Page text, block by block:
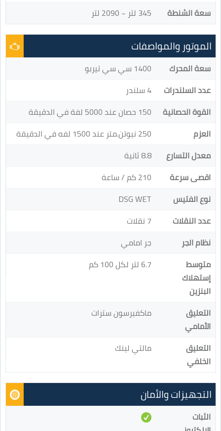
سعة الشنطة 345 لتر ~ 2090 لتر
الموتور والمواصفات
سعة المحرك
1400 سي سي تيربو
عدد السلندرات
4 سلندر
القوة الحصانية
150 حصان عند 5000 لفة في الدقيقة
العزم
250 نيوتن.متر عند 1500 لفه في الدقيقة
معدل التسارع
8.8 ثانية
اقصى سرعة
210 كم / ساعة
نوع الفتيس
DSG WET
عدد النقلات
7 نقلات
نظام الجر
جر امامي
متوسط
إستهلاك
البنزين
6.7 لتر لكل 100 كم
التعليق
الأمامي
ماكفيرسون سترات
التعليق
الخلفي
مالتي لينك
التجهيزات والأمان
الثبات